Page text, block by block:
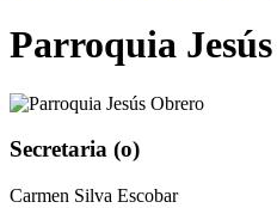
Parroquia
Secretaria (o)
Carmen Silva Escobar